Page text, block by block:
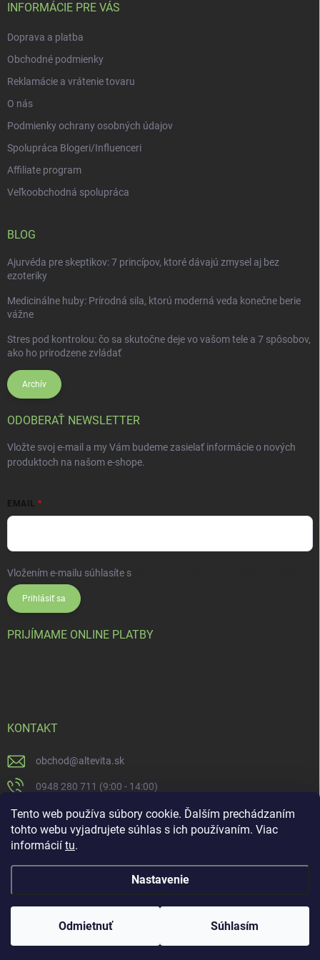
Tento web používa súbory cookie. Ďalším prechádzaním
tohto webu vyjadrujete súhlas s ich používaním. Viac
informácií tu.
Nastavenie
Odmietnuť Súhlasím
INFORMÁCIE PRE VÁS
Doprava a platba
Obchodné podmienky
Reklamácie a vrátenie tovaru
O nás
Podmienky ochrany osobných údajov
Spolupráca Blogeri/Influenceri
Affiliate program
Veľkoobchodná spolupráca
BLOG
Ajurvéda pre skeptikov: 7 princípov, ktoré dávajú zmysel aj bez
ezoteriky
Medicinálne huby: Prírodná sila, ktorú moderná veda konečne berie
vážne
Stres pod kontrolou: čo sa skutočne deje vo vašom tele a 7 spôsobov,
ako ho prirodzene zvládať
Archív
ODOBERAŤ NEWSLETTER
Vložte svoj e-mail a my Vám budeme zasielať informácie o nových
produktoch na našom e-shope.
EMAIL
Vložením e-mailu súhlasíte s
Prihlásiť sa
PRIJÍMAME ONLINE PLATBY
KONTAKT
obchod@altevita.sk
0948 280 711 (9:00 - 14:00)
Altevita.sk
altevita
Vytvoril Shoptet
Copyright 2026Altevita.sk - life - health - beauty. Všetky práva vyhradené.
Upraviť nastavenie cookies